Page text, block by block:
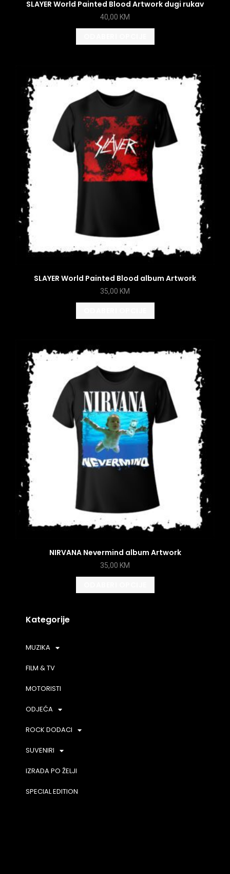
Kategorije
MUZIKA
FILM & TV
MOTORISTI
ODJEĆA
ROCK DODACI
SUVENIRI
IZRADA PO ŽELJI
SPECIAL EDITION
SLAYER World Painted Blood Artwork dugi rukav
40,00 KM
SLAYER World Painted Blood album Artwork
35,00 KM
NIRVANA Nevermind album Artwork
35,00 KM